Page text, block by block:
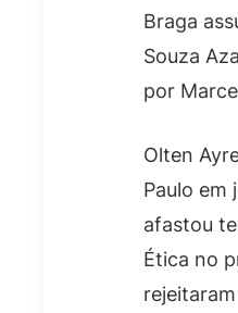
Braga
Souza
por
Olten
Paulo em
afastou
Ética no